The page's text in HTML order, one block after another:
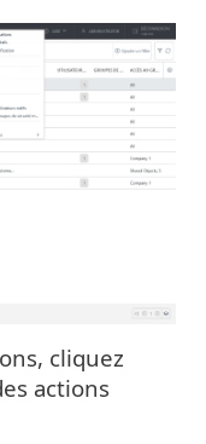
cliquez
actions